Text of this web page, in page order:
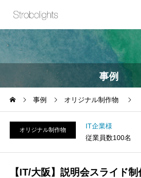
事例
事例 オリジナル制作物
オリジナル制作物
IT企業様
従業員数100名
【IT/大阪】説明会スライド